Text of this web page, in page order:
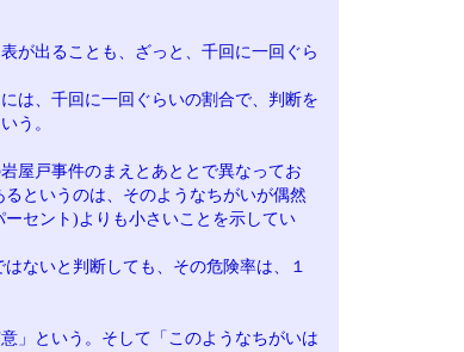
が出ることも、ざっと、千回に一回ぐら
は、千回に一回ぐらいの割合で、判断を
う。
屋戸事件のまえとあととで異なってお
というのは、そのようなちがいが偶然
セント)よりも小さいことを示してい
ないと判断しても、その危険率は、１
」という。そして「このようなちがいは